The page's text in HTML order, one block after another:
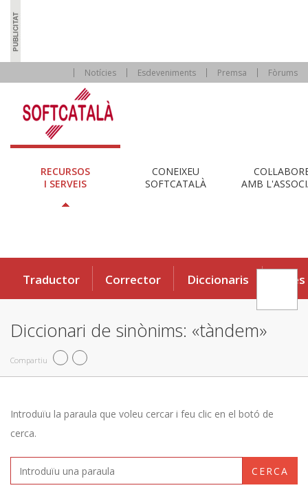
Notícies Esdeveniments Premsa Fòrums
RECURSOS
I SERVEIS
CONEIXEU
SOFTCATALÀ
AMB
Traductor Corrector Diccionaris Eines
Diccionari de sinònims: «tàndem»
Compartiu
Introduïu la paraula que voleu cercar i feu clic en el botó de
cerca.
CERCA